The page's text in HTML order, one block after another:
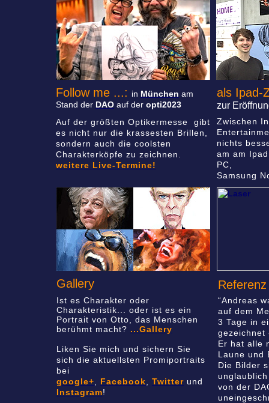
Zwischen
nichts
am am
PC,
Samsung
Follow me ...: in München am
Stand der DAO auf der opti2023
Ist es Charakter oder
Charakteristik... oder ist es ein
Portrait von Otto, das Menschen
berühmt macht? ...Gallery
Liken Sie mich und sichern Sie
sich die aktuellsten Promiportraits
bei
google+
Facebook Twitter und
Instagram!
Gallery
als Ipad-
zur
“Andreas
auf dem
3 Tage in
gezeichnet
Er hat alle
Laune und
Die Bilder
von der
Auf der größten Optikermesse gibt
es nicht nur die krassesten Brillen,
sondern auch die coolsten
Charakterköpfe zu zeichnen.
weitere Live-Termine!